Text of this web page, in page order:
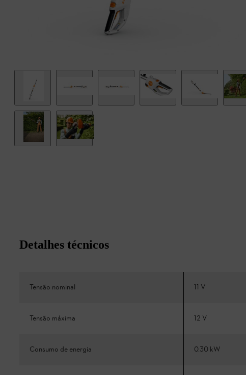
Detalhes técnicos
Tensão nominal 11 V
Tensão máxima 12 V
Consumo de energia 0.30 kW